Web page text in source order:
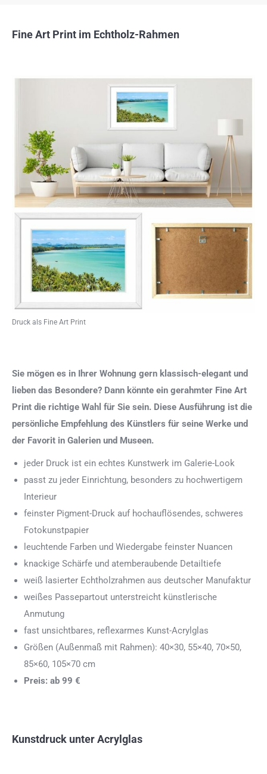
Fine Art Print im Echtholz-Rahmen
Druck als Fine Art Print
Sie mögen es in Ihrer Wohnung gern klassisch-elegant und
lieben das Besondere? Dann könnte ein gerahmter Fine Art
Print die richtige Wahl für Sie sein. Diese Ausführung ist die
persönliche Empfehlung des Künstlers für seine Werke und
der Favorit in Galerien und Museen.
jeder Druck ist ein echtes Kunstwerk im Galerie-Look
passt zu jeder Einrichtung, besonders zu hochwertigem
Interieur
feinster Pigment-Druck auf hochauflösendes, schweres
Fotokunstpapier
leuchtende Farben und Wiedergabe feinster Nuancen
knackige Schärfe und atemberaubende Detailtiefe
weiß lasierter Echtholzrahmen aus deutscher Manufaktur
weißes Passepartout unterstreicht künstlerische
Anmutung
fast unsichtbares, reflexarmes Kunst-Acrylglas
Größen (Außenmaß mit Rahmen): 40×30, 55×40, 70×50,
85×60, 105×70 cm
Preis: ab 99 €
Kunstdruck unter Acrylglas